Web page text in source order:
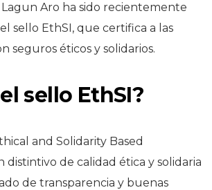
Aro ha sido recientemente
sello EthSI, que certifica a las
seguros éticos y solidarios.
sello EthSI?
and Solidarity Based
distintivo de calidad ética y solidaria
de transparencia y buenas